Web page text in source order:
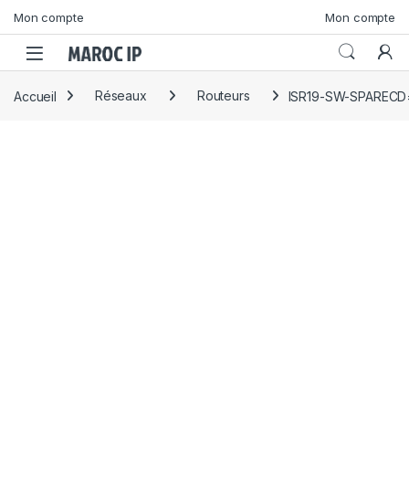
Mon compte Mon compte
Accueil Réseaux Routeurs ISR19-SW-